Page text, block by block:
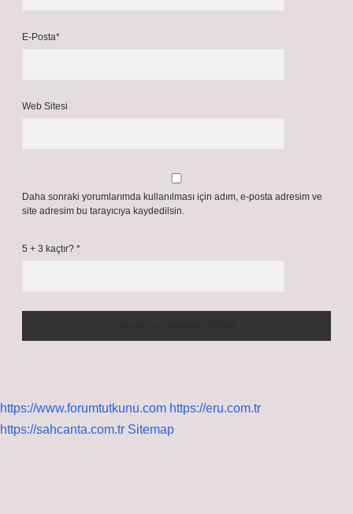
E-Posta*
Web Sitesi
Daha sonraki yorumlarımda kullanılması için adım, e-posta adresim ve
site adresim bu tarayıcıya kaydedilsin.
5 + 3 kaçtır? *
https://www.forumtutkunu.com https://eru.com.tr
https://sahcanta.com.tr Sitemap